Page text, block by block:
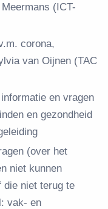
(ICT-
corona,
van Oijnen (TAC
en vragen
en gezondheid
(over het
niet kunnen
die niet terug te
vak- en